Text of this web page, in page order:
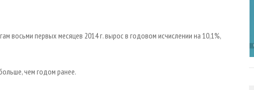
восьми первых месяцев 2014 г. вырос в годовом исчислении на 10,1%,
чем годом ранее.